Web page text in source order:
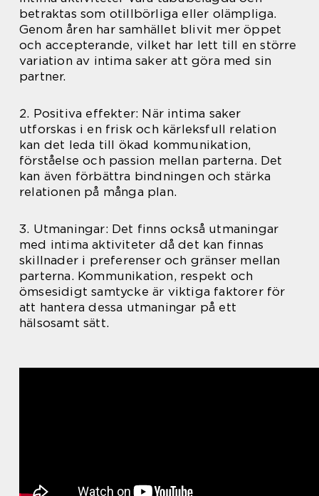
betraktas som otillbörliga eller olämpliga.
Genom åren har samhället blivit mer öppet
och accepterande, vilket har lett till en större
variation av intima saker att göra med sin
partner.
2. Positiva effekter: När intima saker
utforskas i en frisk och kärleksfull relation
kan det leda till ökad kommunikation,
förståelse och passion mellan parterna. Det
kan även förbättra bindningen och stärka
relationen på många plan.
3. Utmaningar: Det finns också utmaningar
med intima aktiviteter då det kan finnas
skillnader i preferenser och gränser mellan
parterna. Kommunikation, respekt och
ömsesidigt samtycke är viktiga faktorer för
att hantera dessa utmaningar på ett
hälsosamt sätt.